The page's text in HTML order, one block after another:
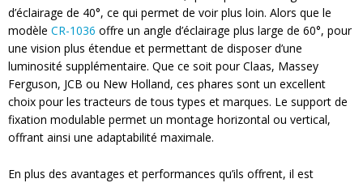
d’éclairage de 40°, ce qui permet de voir plus loin. Alors que le
modèle CR-1036 offre un angle d’éclairage plus large de 60°, pour
une vision plus étendue et permettant de disposer d’une
luminosité supplémentaire. Que ce soit pour Claas, Massey
Ferguson, JCB ou New Holland, ces phares sont un excellent
choix pour les tracteurs de tous types et marques. Le support de
fixation modulable permet un montage horizontal ou vertical,
offrant ainsi une adaptabilité maximale.
En plus des avantages et performances qu’ils offrent, il est